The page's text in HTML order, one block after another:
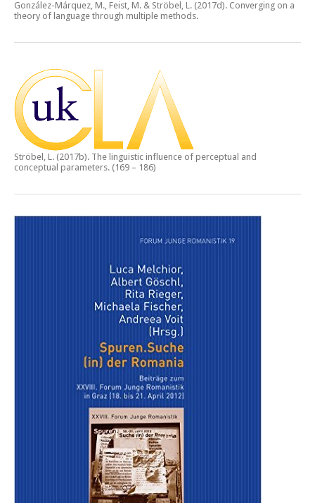
González-Márquez, M., Feist, M. & Ströbel, L. (2017d). Converging on a
theory of language through multiple methods.
Ströbel, L. (2017b). The linguistic influence of perceptual and
conceptual parameters. (169 – 186)